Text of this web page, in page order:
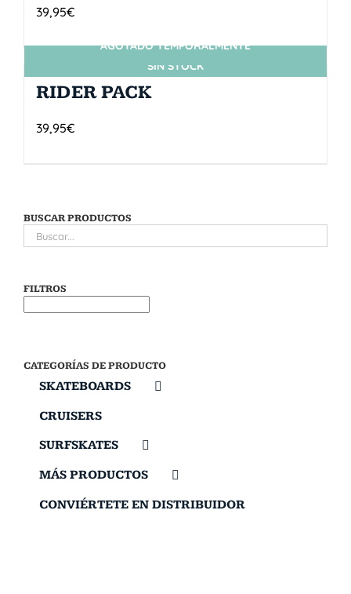
39,95€
SIN STOCK
AGOTADO TEMPORALMENTE
RIDER PACK
39,95€
BUSCAR PRODUCTOS
FILTROS
CATEGORÍAS DE PRODUCTO
SKATEBOARDS
CRUISERS
SURFSKATES
MÁS PRODUCTOS
CONVIÉRTETE EN DISTRIBUIDOR